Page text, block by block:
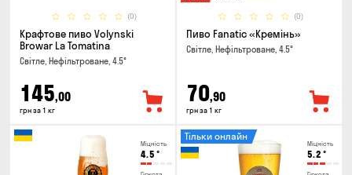
(0)
Крафтове пиво Volynski
Browar La Tomatina
Світле, Нефільтроване, 4.5°
145,00
грн за 1 кг
(0)
Пиво Fanatic «Кремінь»
Світле, Нефільтроване, 4.5°
70,90
грн за 1 кг
Міцність
4.5 °
Міцність
5.2 °
Тільки онлайн